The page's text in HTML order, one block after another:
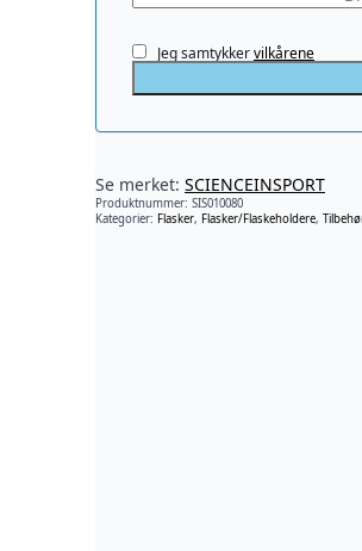
Jeg samtykkervilkårene
Se merket: SCIENCEINSPORT
Produktnummer: SIS010080
Kategorier: Flasker, Flasker/Flaskeholdere,